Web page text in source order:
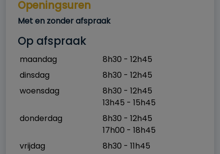
Horaire
Openingsuren
Met en zonder afspraak
Op afspraak
maandag
8h30 - 12h45
dinsdag
8h30 - 12h45
woensdag
8h30 - 12h45
13h45 - 15h45
donderdag
8h30 - 12h45
17h00 - 18h45
vrijdag
8h30 - 11h45